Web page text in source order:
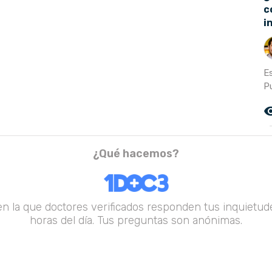
¿Qué hacemos?
la que doctores verificados responden tus
horas del día. Tus preguntas son anónimas.